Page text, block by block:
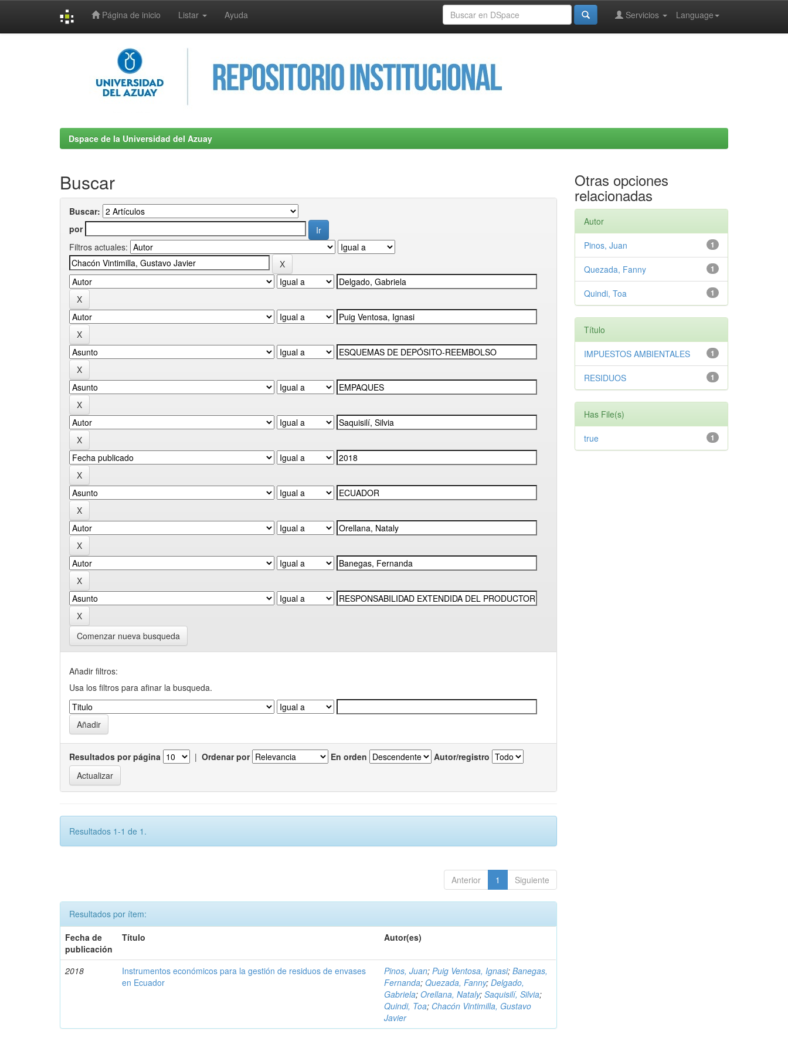
Página de inicio Listar Ayuda Language
Servicios
Dspace de la Universidad del Azuay
Buscar
Buscar:
por
Filtros actuales:
Comenzar nueva busqueda
Añadir filtros:
Usa los filtros para afinar la busqueda.
Resultados por página | Ordenar por En orden Autor/registro
Resultados 1-1 de 1.
Anterior 1 Siguiente
Resultados por ítem:
Fecha de
publicación
Título Autor(es)
2018
Instrumentos económicos para la gestión de residuos de envases
en Ecuador
Pinos, Juan;Puig Ventosa, Ignasi;Banegas,
Fernanda;Quezada, Fanny;Delgado,
Gabriela;Orellana, Nataly;Saquisilí, Silvia;
Quindi, Toa; Chacón Vintimilla, Gustavo
Javier
Otras opciones
relacionadas
Autor
1
Pinos, Juan
1
Quezada, Fanny
1
Quindi, Toa
Título
1
IMPUESTOS AMBIENTALES
1
RESIDUOS
Has File(s)
1
true